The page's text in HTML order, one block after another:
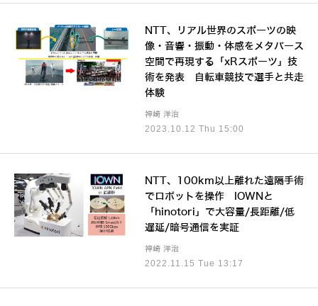
2023.10.12 Thu 15:00
NTT、リアル世界のスポーツの映
像・音響・振動・体感をメタバース
空間で再現する「xRスポーツ」技
術を発表 自転車競技で選手と共走
体験
神崎 洋治
2022.11.15 Tue 13:17
NTT、100km以上離れた遠隔手術
でロボットを操作 IOWNと
「hinotori」で大容量/長距離/低
遅延/暗号通信を実証
神崎 洋治